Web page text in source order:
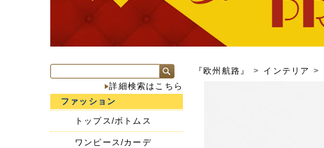
『欧州航路』 > インテリア >
詳細検索はこちら
ファッション
トップス/ボトムス
ワンピース/カーデ